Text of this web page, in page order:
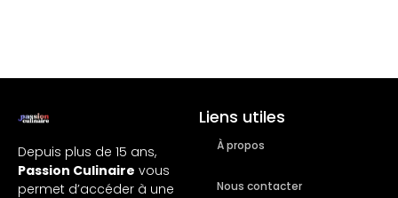
Depuis plus de 15 ans,
Passion Culinaire vous
permet d’accéder à une
Liens utiles
À propos
Nous contacter